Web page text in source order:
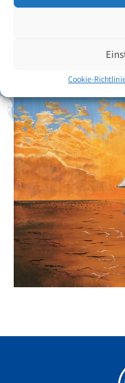
Cookie-
Zurück zur